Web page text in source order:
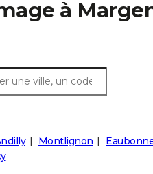
à
Montlignon